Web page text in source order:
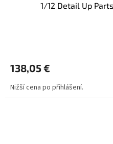
1/12 Detail Up
138,05 €
Nižší cena po přihlášení.